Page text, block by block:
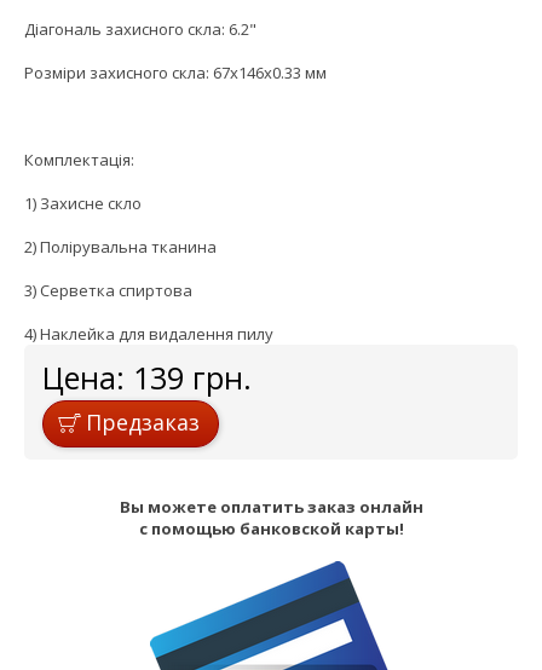
Діагональ захисного скла: 6.2"
Розміри захисного скла: 67x146x0.33 мм
Комплектація:
1) Захисне скло
2) Полірувальна тканина
3) Серветка спиртова
4) Наклейка для видалення пилу
Цена: 139 грн.
Предзаказ
Вы можете оплатить заказ онлайн
с помощью банковской карты!